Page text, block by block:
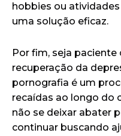
hobbies ou
uma solução eficaz.
Por fim, seja
recuperação da
pornografia é um
recaídas ao longo do
não se deixar abater
continuar buscando